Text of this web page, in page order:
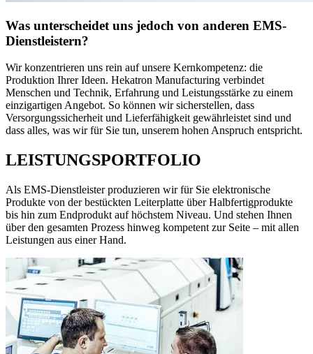
Was unterscheidet uns jedoch von anderen EMS-
Dienstleistern?
Wir konzentrieren uns rein auf unsere Kernkompetenz: die
Produktion Ihrer Ideen. Hekatron Manufacturing verbindet
Menschen und Technik, Erfahrung und Leistungsstärke zu einem
einzigartigen Angebot. So können wir sicherstellen, dass
Versorgungssicherheit und Lieferfähigkeit gewährleistet sind und
dass alles, was wir für Sie tun, unserem hohen Anspruch entspricht.
LEISTUNGSPORTFOLIO
Als EMS-Dienstleister produzieren wir für Sie elektronische
Produkte von der bestückten Leiterplatte über Halbfertigprodukte
bis hin zum Endprodukt auf höchstem Niveau. Und stehen Ihnen
über den gesamten Prozess hinweg kompetent zur Seite – mit allen
Leistungen aus einer Hand.